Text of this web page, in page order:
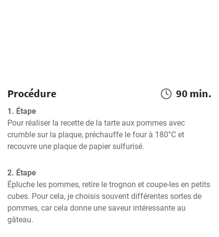
Procédure 90 min.
1. Étape
Pour réaliser la recette de la tarte aux pommes avec
crumble sur la plaque, préchauffe le four à 180°C et
recouvre une plaque de papier sulfurisé.
2. Étape
Épluche les pommes, retire le trognon et coupe-les en petits
cubes. Pour cela, je choisis souvent différentes sortes de
pommes, car cela donne une saveur intéressante au
gâteau.